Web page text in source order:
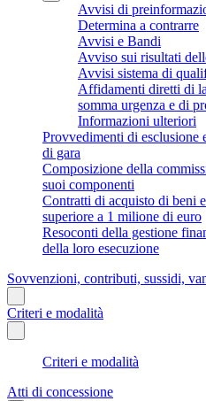
Avvisi di
Determina a contrarre
Avvisi e Bandi
Avviso sui risultati
Avvisi sistema di
Affidamenti diretti di
somma urgenza e di
Informazioni ulteriori
Provvedimenti di esclusione
di gara
Composizione della
suoi componenti
Contratti di acquisto di beni
superiore a 1 milione di euro
Resoconti della gestione
della loro esecuzione
Sovvenzioni, contributi, sussidi,
Criteri e modalità
Criteri e modalità
Atti di concessione